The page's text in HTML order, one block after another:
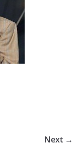
Next →